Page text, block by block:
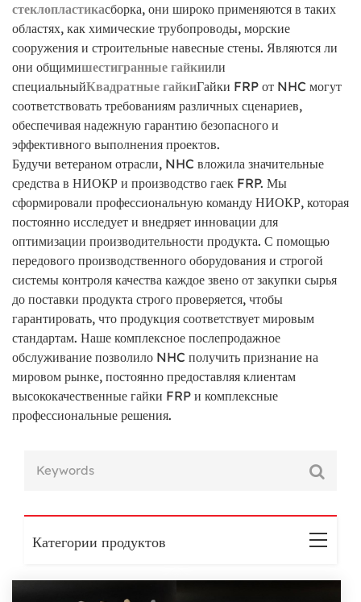
стеклопластикасборка, они широко применяются в таких
областях, как химические трубопроводы, морские
сооружения и строительные навесные стены. Являются ли
они общимишестигранные гайкиили
специальныйКвадратные гайкиГайки FRP от NHC могут
соответствовать требованиям различных сценариев,
обеспечивая надежную гарантию безопасного и
эффективного выполнения проектов.
Будучи ветераном отрасли, NHC вложила значительные
средства в НИОКР и производство гаек FRP. Мы
сформировали профессиональную команду НИОКР, которая
постоянно исследует и внедряет инновации для
оптимизации производительности продукта. С помощью
передового производственного оборудования и строгой
системы контроля качества каждое звено от закупки сырья
до поставки продукта строго проверяется, чтобы
гарантировать, что продукция соответствует мировым
стандартам. Наше комплексное послепродажное
обслуживание позволило NHC получить признание на
мировом рынке, постоянно предоставляя клиентам
высококачественные гайки FRP и комплексные
профессиональные решения.
Категории продуктов